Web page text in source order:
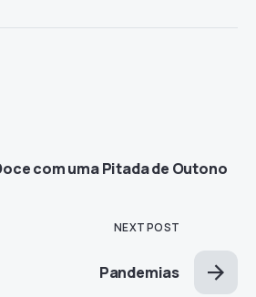
com uma Pitada de Outono
NEXT POST
Pandemias